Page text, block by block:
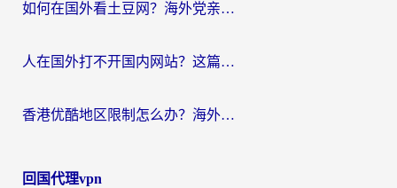
如何在国外看土豆网？海外党亲测有效的追剧加速器选择指南
人在国外打不开国内网站？这篇攻略帮你无缝解锁国内资源（附交管12123使用技巧）
香港优酷地区限制怎么办？海外党亲测有效的追剧解决方案
回国代理vpn